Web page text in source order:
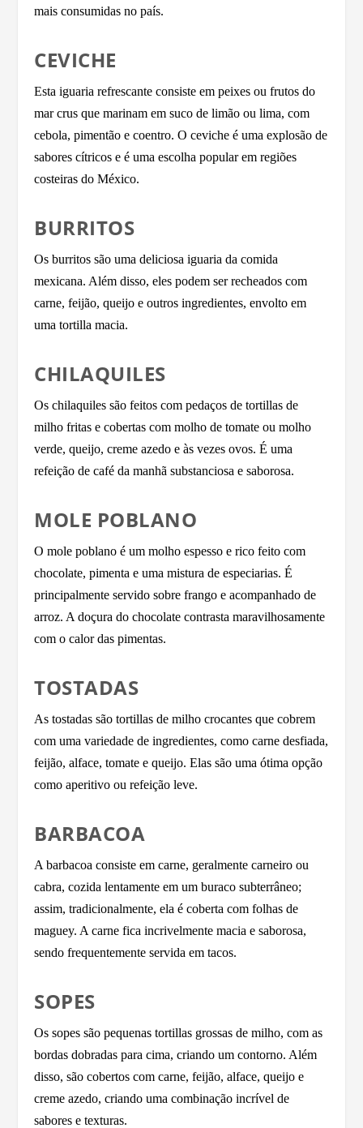
mais consumidas no país.
CEVICHE
Esta iguaria refrescante consiste em peixes ou frutos do
mar crus que marinam em suco de limão ou lima, com
cebola, pimentão e coentro. O ceviche é uma explosão de
sabores cítricos e é uma escolha popular em regiões
costeiras do México.
BURRITOS
Os burritos são uma deliciosa iguaria da comida
mexicana. Além disso, eles podem ser recheados com
carne, feijão, queijo e outros ingredientes, envolto em
uma tortilla macia.
CHILAQUILES
Os chilaquiles são feitos com pedaços de tortillas de
milho fritas e cobertas com molho de tomate ou molho
verde, queijo, creme azedo e às vezes ovos. É uma
refeição de café da manhã substanciosa e saborosa.
MOLE POBLANO
O mole poblano é um molho espesso e rico feito com
chocolate, pimenta e uma mistura de especiarias. É
principalmente servido sobre frango e acompanhado de
arroz. A doçura do chocolate contrasta maravilhosamente
com o calor das pimentas.
TOSTADAS
As tostadas são tortillas de milho crocantes que cobrem
com uma variedade de ingredientes, como carne desfiada,
feijão, alface, tomate e queijo. Elas são uma ótima opção
como aperitivo ou refeição leve.
BARBACOA
A barbacoa consiste em carne, geralmente carneiro ou
cabra, cozida lentamente em um buraco subterrâneo;
assim, tradicionalmente, ela é coberta com folhas de
maguey. A carne fica incrivelmente macia e saborosa,
sendo frequentemente servida em tacos.
SOPES
Os sopes são pequenas tortillas grossas de milho, com as
bordas dobradas para cima, criando um contorno. Além
disso, são cobertos com carne, feijão, alface, queijo e
creme azedo, criando uma combinação incrível de
sabores e texturas.